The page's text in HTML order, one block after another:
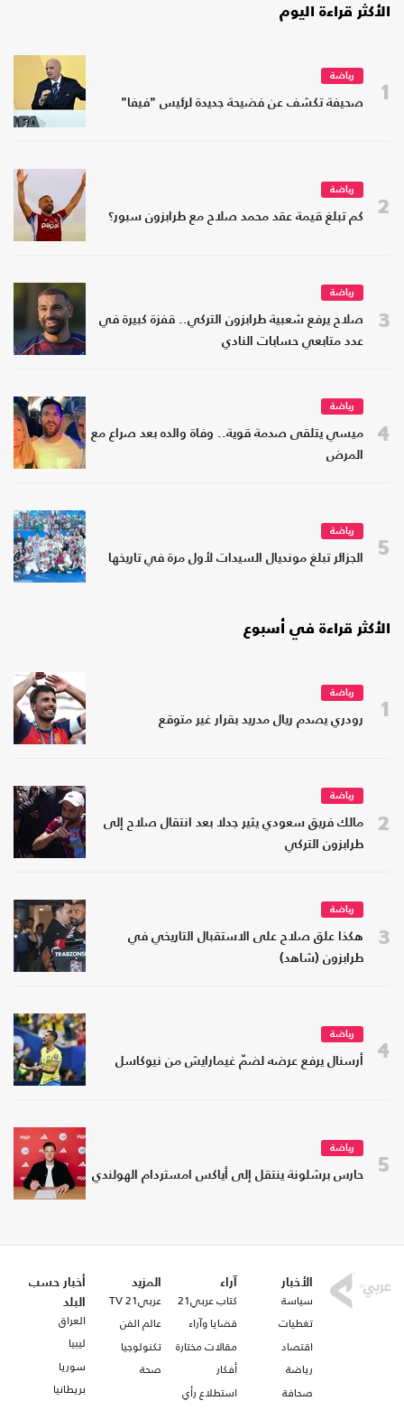
الأكثر قراءة اليوم
1
رياضة
صحيفة تكشف عن فضيحة جديدة لرئيس "فيفا"
2
رياضة
كم تبلغ قيمة عقد محمد صلاح مع طرابزون سبور؟
3
رياضة
صلاح يرفع شعبية طرابزون التركي.. قفزة كبيرة في
عدد متابعي حسابات النادي
4
رياضة
ميسي يتلقى صدمة قوية.. وفاة والده بعد صراع مع
المرض
5
رياضة
الجزائر تبلغ مونديال السيدات لأول مرة في تاريخها
الأكثر قراءة في أسبوع
1
رياضة
رودري يصدم ريال مدريد بقرار غير متوقع
2
رياضة
مالك فريق سعودي يثير جدلا بعد انتقال صلاح إلى
طرابزون التركي
3
رياضة
هكذا علق صلاح على الاستقبال التاريخي في
طرابزون (شاهد)
4
رياضة
أرسنال يرفع عرضه لضمّ غيمارايش من نيوكاسل
5
رياضة
حارس برشلونة ينتقل إلى أياكس امستردام الهولندي
الأخبار
سياسة
تغطيات
اقتصاد
رياضة
صحافة
آراء
كتاب عربي21
قضايا وآراء
مقالات مختارة
أفكار
استطلاع رأي
المزيد
عربي21 TV
عالم الفن
تكنولوجيا
صحة
أخبار حسب
البلد
العراق
ليبيا
سوريا
بريطانيا